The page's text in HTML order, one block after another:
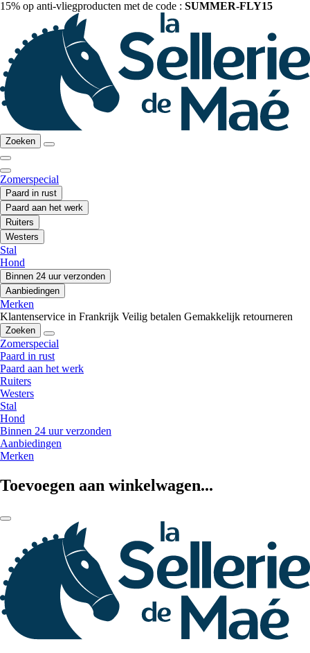
15% op anti-vliegproducten met de code : SUMMER-FLY15
Zoeken
Zomerspecial
Paard in rust
Paard aan het werk
Ruiters
Westers
Stal
Hond
Binnen 24 uur verzonden
Aanbiedingen
Merken
Klantenservice in Frankrijk Veilig betalen Gemakkelijk retourneren
Zoeken
Zomerspecial
Paard in rust
Paard aan het werk
Ruiters
Westers
Stal
Hond
Binnen 24 uur verzonden
Aanbiedingen
Merken
Toevoegen aan winkelwagen...